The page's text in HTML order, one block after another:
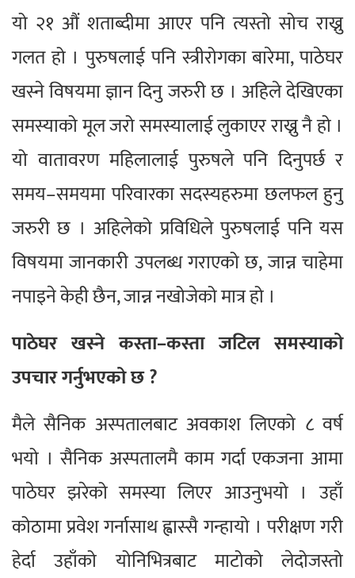
यो २१ औं शताब्दीमा आएर पनि त्यस्तो सोच राख्नु
गलत हो । पुरुषलाई पनि स्त्रीरोगका बारेमा, पाठेघर
खस्ने विषयमा ज्ञान दिनु जरुरी छ । अहिले देखिएका
समस्याको मूल जरो समस्यालाई लुकाएर राख्नु नै हो ।
यो वातावरण महिलालाई पुरुषले पनि दिनुपर्छ र
समय–समयमा परिवारका सदस्यहरुमा छलफल हुनु
जरुरी छ । अहिलेको प्रविधिले पुरुषलाई पनि यस
विषयमा जानकारी उपलब्ध गराएको छ, जान्न चाहेमा
नपाइने केही छैन, जान्न नखोजेको मात्र हो ।
पाठेघर खस्ने कस्ता–कस्ता जटिल समस्याको
उपचार गर्नुभएको छ ?
मैले सैनिक अस्पतालबाट अवकाश लिएको ८ वर्ष
भयो । सैनिक अस्पतालमै काम गर्दा एकजना आमा
पाठेघर झरेको समस्या लिएर आउनुभयो । उहाँ
कोठामा प्रवेश गर्नासाथ ह्वास्सै गन्हायो । परीक्षण गरी
हेर्दा उहाँको योनिभित्रबाट माटोको लेदोजस्तो